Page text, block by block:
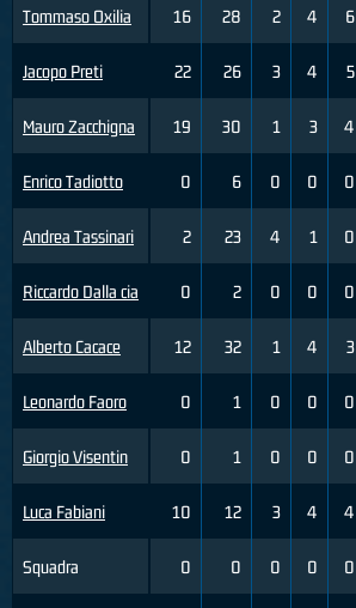
Tommaso Oxilia
Jacopo Preti
Mauro Zacchigna
Enrico Tadiotto
Andrea Tassinari
Riccardo Dalla cia
Alberto Cacace
Leonardo Faoro
Giorgio Visentin
Luca Fabiani
Squadra
16 28 2 4 6
22 26 3 4 5
19 30 1 3 4
0 6 0 0 0
2 23 4 1 0
0 2 0 0 0
12 32 1 4 3
0 1 0 0 0
0 1 0 0 0
10 12 3 4 4
0 0 0 0 0